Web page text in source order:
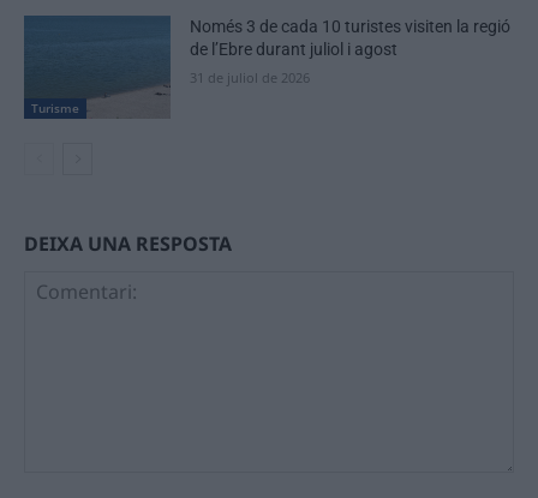
Turisme
Només 3 de cada 10 turistes visiten la regió
de l’Ebre durant juliol i agost
31 de juliol de 2026
DEIXA UNA RESPOSTA